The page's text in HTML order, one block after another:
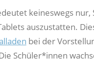
keineswegs nur,
auszustatten.
bei der
Schüler*innen